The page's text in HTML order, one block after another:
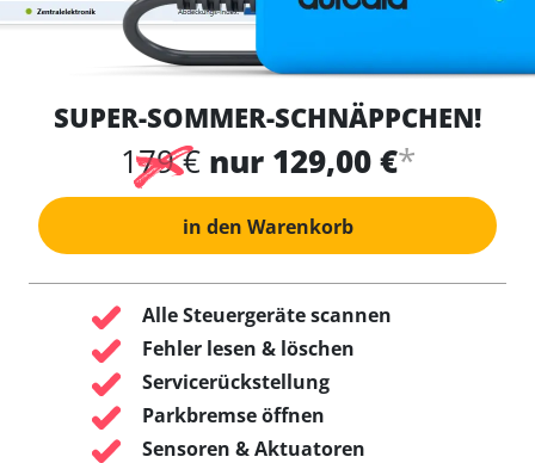
SUPER-SOMMER-SCHNÄPPCHEN!
179 € nur 129,00 €*
in den Warenkorb
Alle Steuergeräte scannen
Fehler lesen & löschen
Servicerückstellung
Parkbremse öffnen
Sensoren & Aktuatoren